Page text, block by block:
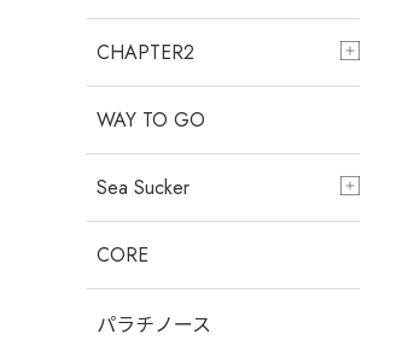
CHAPTER2
WAY TO GO
Sea Sucker
CORE
パラチノース